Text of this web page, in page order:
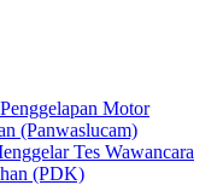
Motor
(Panwaslucam)
Tes Wawancara
(PDK)